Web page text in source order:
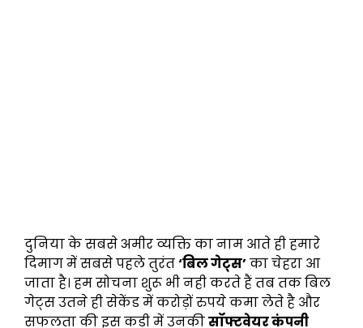
दुनिया के सबसे अमीर व्यक्ति का नाम आते ही हमारे
दिमाग में सबसे पहले तुरंत‘बिल गेट्स’का चेहरा आ
जाता है। हम सोचना शुरू भी नही करते हैं तब तक बिल
गेट्स उतने ही सेकेंड में करोड़ों रुपये कमा लेते है और
सफलता की इस कड़ी में उनकीसॉफ्टवेयर कंपनी